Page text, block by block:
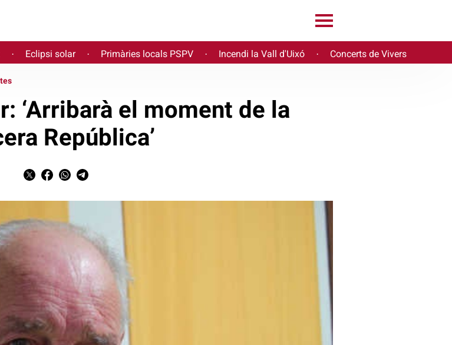
· Eclipsi solar · Primàries locals PSPV · Incendi la Vall d'Uixó · Concerts de Vivers
‘Arribarà el moment de la
República’